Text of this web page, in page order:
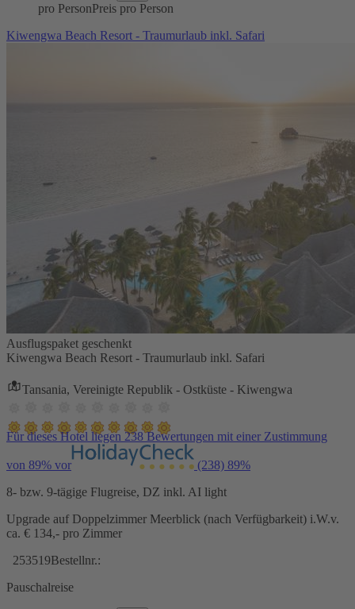
pro PersonPreis pro Person
Kiwengwa Beach Resort - Traumurlaub inkl. Safari
Ausflugspaket geschenkt
Kiwengwa Beach Resort - Traumurlaub inkl. Safari
Tansania, Vereinigte Republik - Ostküste - Kiwengwa
Für dieses Hotel liegen 238 Bewertungen mit einer Zustimmung
von 89% vor (238) 89%
8- bzw. 9-tägige Flugreise, DZ inkl. AI light
Upgrade auf Doppelzimmer Meerblick (nach Verfügbarkeit) i.W.v.
ca. € 134,- pro Zimmer
253519Bestellnr.:
Pauschalreise